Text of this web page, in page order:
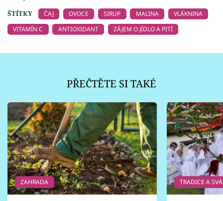
ŠTÍTKY
ČAJ OVOCE SIRUP MALINA
VLÁKNINA
VITAMÍN C
ANTIOXIDANT ZÁJEM O JÍDLO A PITÍ
PŘEČTĚTE SI TAKÉ
ZAHRADA TRADICE A